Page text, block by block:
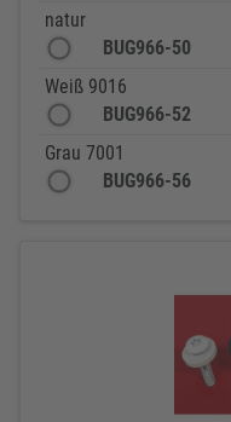
natur
BUG966-50
Weiß 9016
BUG966-52
Grau 7001
BUG966-56